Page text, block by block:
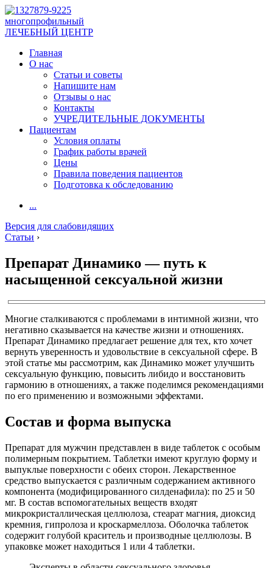
многопрофильный
ЛЕЧЕБНЫЙ ЦЕНТР
Главная
О нас
Статьи и советы
Напишите нам
Отзывы о нас
Контакты
УЧРЕДИТЕЛЬНЫЕ ДОКУМЕНТЫ
Пациентам
Условия оплаты
График работы врачей
Цены
Правила поведения пациентов
Подготовка к обследованию
...
Версия для слабовидящих
Статьи ›
Препарат Динамико — путь к
насыщенной сексуальной жизни
Многие сталкиваются с проблемами в интимной жизни, что
негативно сказывается на качестве жизни и отношениях.
Препарат Динамико предлагает решение для тех, кто хочет
вернуть уверенность и удовольствие в сексуальной сфере. В
этой статье мы рассмотрим, как Динамико может улучшить
сексуальную функцию, повысить либидо и восстановить
гармонию в отношениях, а также поделимся рекомендациями
по его применению и возможными эффектами.
Состав и форма выпуска
Препарат для мужчин представлен в виде таблеток с особым
полимерным покрытием. Таблетки имеют круглую форму и
выпуклые поверхности с обеих сторон. Лекарственное
средство выпускается с различным содержанием активного
компонента (модифицированного силденафила): по 25 и 50
мг. В состав вспомогательных веществ входят
микрокристаллическая целлюлоза, стеарат магния, диоксид
кремния, гипролоза и кроскармеллоза. Оболочка таблеток
содержит голубой краситель и производные целлюлозы. В
упаковке может находиться 1 или 4 таблетки.